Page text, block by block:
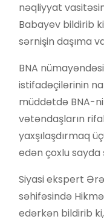
nəqliyyat
Babayev bildirib
sərnişin daşıma
BNA
istifadəçilərinin
müddətdə BNA-
vətəndaşların
yaxşılaşdırmaq
edən çoxlu sayda
Siyasi ekspert
səhifəsində
edərkən bildirib